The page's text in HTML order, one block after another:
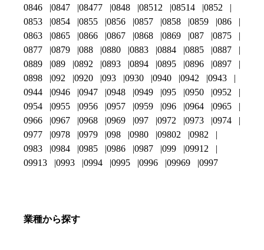
0846
0847 08477 0848 08512 08514
0852
0853
0854 0855 0856 0857 0858 0859
086
0863
0865 0866 0867 0868 0869 087
0875
0877
0879 088 0880 0883 0884 0885
0887
0889
089 0892 0893 0894 0895 0896
0897
0898
092 0920 093 0930 0940 0942
0943
0944
0946 0947 0948 0949 095 0950
0952
0954
0955 0956 0957 0959 096 0964
0965
0966
0967 0968 0969 097 0972 0973
0974
0977
0978 0979 098 0980 09802
0982
0983
0984 0985 0986 0987 099
09912
09913
0993 0994 0995 0996 09969 0997
業種から探す